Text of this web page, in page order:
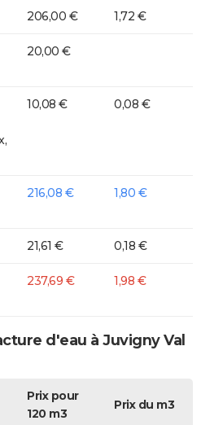
206,00 € 1,72 €
20,00 €
10,08 € 0,08 €
216,08 € 1,80 €
21,61 € 0,18 €
237,69 € 1,98 €
d'eau à Juvigny Val
Prix pour
120 m3
Prix du m3